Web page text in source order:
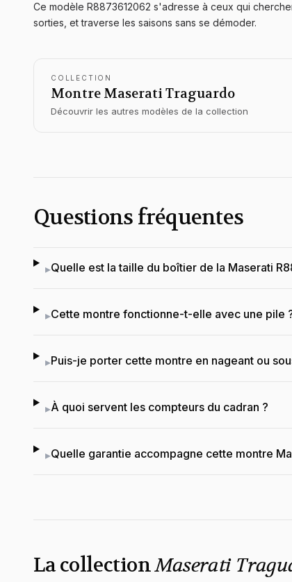
Ce modèle R8873612062 s'adresse à ceux qui
sorties, et traverse les saisons sans se démoder.
COLLECTION
Montre Maserati Traguardo
Découvrir les autres modèles de la collection
Questions fréquentes
▸Quelle est la taille du boîtier de la Maserati
▸Cette montre fonctionne-t-elle avec une pile
▸Puis-je porter cette montre en nageant ou
▸À quoi servent les compteurs du cadran ?
▸Quelle garantie accompagne cette montre
La collectionMaserati